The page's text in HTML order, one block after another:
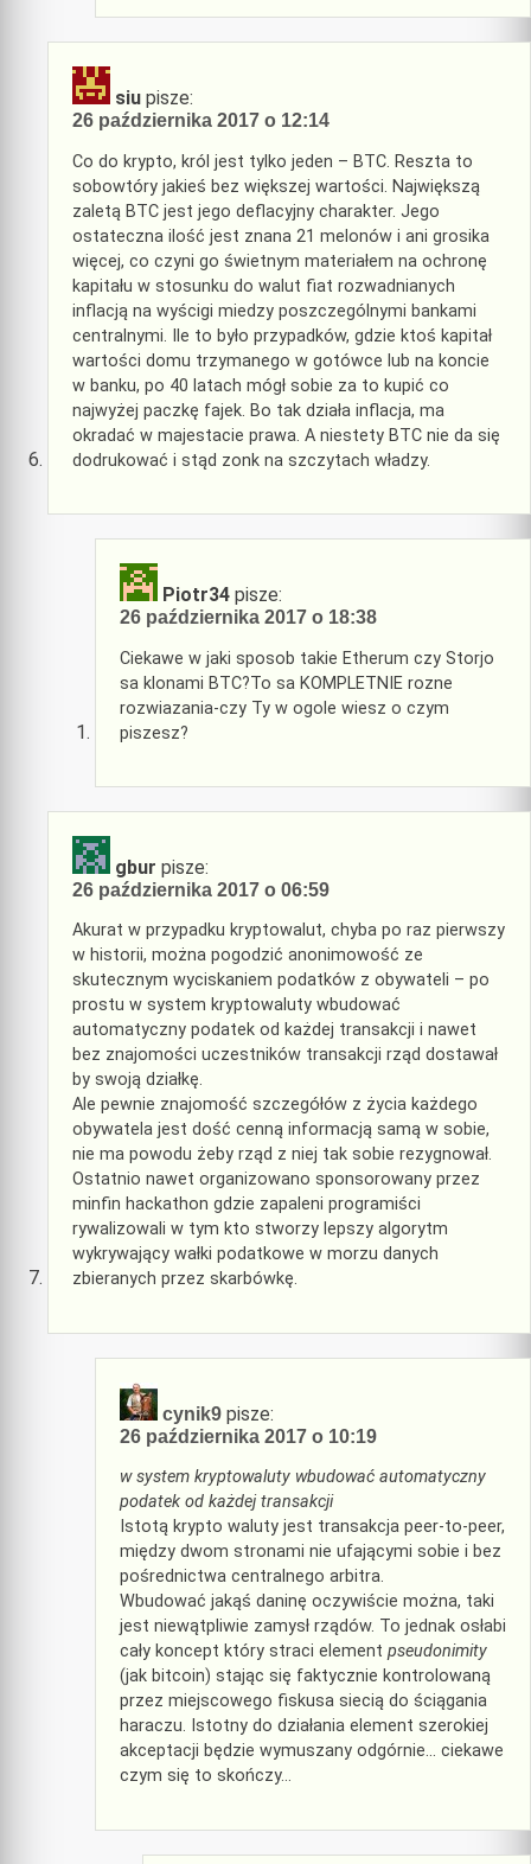
siu pisze:
26 października 2017 o 12:14
Co do krypto, król jest tylko jeden – BTC. Reszta to
sobowtóry jakieś bez większej wartości. Największą
zaletą BTC jest jego deflacyjny charakter. Jego
ostateczna ilość jest znana 21 melonów i ani grosika
więcej, co czyni go świetnym materiałem na ochronę
kapitału w stosunku do walut fiat rozwadnianych
inflacją na wyścigi miedzy poszczególnymi bankami
centralnymi. Ile to było przypadków, gdzie ktoś kapitał
wartości domu trzymanego w gotówce lub na koncie
w banku, po 40 latach mógł sobie za to kupić co
najwyżej paczkę fajek. Bo tak działa inflacja, ma
okradać w majestacie prawa. A niestety BTC nie da się
dodrukować i stąd zonk na szczytach władzy.
Piotr34 pisze:
26 października 2017 o 18:38
Ciekawe w jaki sposob takie Etherum czy Storjo
sa klonami BTC?To sa KOMPLETNIE rozne
rozwiazania-czy Ty w ogole wiesz o czym
piszesz?
gbur pisze:
26 października 2017 o 06:59
Akurat w przypadku kryptowalut, chyba po raz pierwszy
w historii, można pogodzić anonimowość ze
skutecznym wyciskaniem podatków z obywateli – po
prostu w system kryptowaluty wbudować
automatyczny podatek od każdej transakcji i nawet
bez znajomości uczestników transakcji rząd dostawał
by swoją działkę.
Ale pewnie znajomość szczegółów z życia każdego
obywatela jest dość cenną informacją samą w sobie,
nie ma powodu żeby rząd z niej tak sobie rezygnował.
Ostatnio nawet organizowano sponsorowany przez
minfin hackathon gdzie zapaleni programiści
rywalizowali w tym kto stworzy lepszy algorytm
wykrywający wałki podatkowe w morzu danych
zbieranych przez skarbówkę.
cynik9 pisze:
26 października 2017 o 10:19
w system kryptowaluty wbudować automatyczny
podatek od każdej transakcji
Istotą krypto waluty jest transakcja peer-to-peer,
między dwom stronami nie ufającymi sobie i bez
pośrednictwa centralnego arbitra.
Wbudować jakąś daninę oczywiście można, taki
jest niewątpliwie zamysł rządów. To jednak osłabi
cały koncept który straci element pseudonimity
(jak bitcoin) stając się faktycznie kontrolowaną
przez miejscowego fiskusa siecią do ściągania
haraczu. Istotny do działania element szerokiej
akceptacji będzie wymuszany odgórnie… ciekawe
czym się to skończy…